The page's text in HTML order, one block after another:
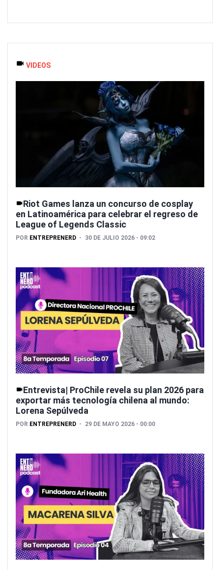
VIDEOS
Riot Games lanza un concurso de cosplay
en Latinoamérica para celebrar el regreso de
League of Legends Classic
POR ENTREPRENERD 30 DE JULIO 2026 - 09:02
Entrevista| ProChile revela su plan 2026 para
exportar más tecnología chilena al mundo:
Lorena Sepúlveda
POR ENTREPRENERD 29 DE MAYO 2026 - 00:00